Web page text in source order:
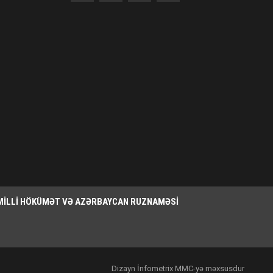
HÖKÜMƏT VƏ AZƏRBAYCAN RUZNAMƏSI
Dizayn İnfometrix MMC-yə məxsusdur